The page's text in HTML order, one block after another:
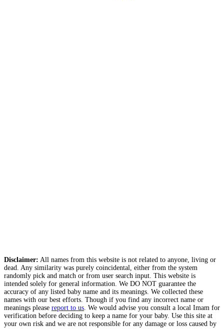
Disclaimer: All names from this website is not related to anyone, living or
dead. Any similarity was purely coincidental, either from the system
randomly pick and match or from user search input. This website is
intended solely for general information. We DO NOT guarantee the
accuracy of any listed baby name and its meanings. We collected these
names with our best efforts. Though if you find any incorrect name or
meanings please report to us . We would advise you consult a local Imam for
verification before deciding to keep a name for your baby. Use this site at
your own risk and we are not responsible for any damage or loss caused by